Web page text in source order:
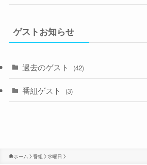
ゲストお知らせ
過去のゲスト (42)
番組ゲスト (3)
ホーム 番組 水曜日